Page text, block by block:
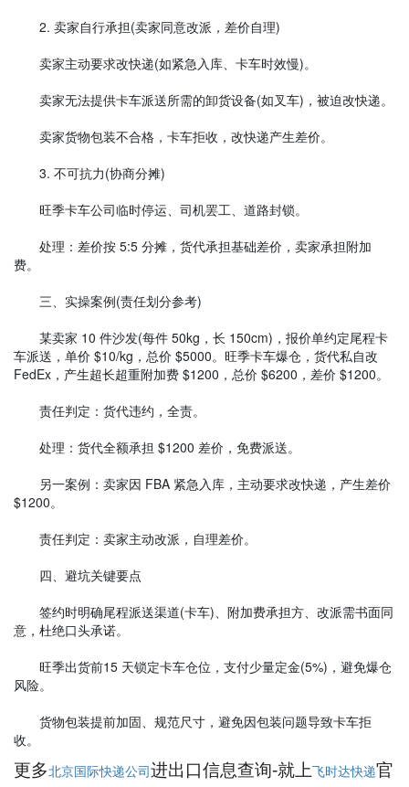
2. 卖家自行承担(卖家同意改派，差价自理)
卖家主动要求改快递(如紧急入库、卡车时效慢)。
卖家无法提供卡车派送所需的卸货设备(如叉车)，被迫改快递。
卖家货物包装不合格，卡车拒收，改快递产生差价。
3. 不可抗力(协商分摊)
旺季卡车公司临时停运、司机罢工、道路封锁。
处理：差价按 5:5 分摊，货代承担基础差价，卖家承担附加
费。
三、实操案例(责任划分参考)
某卖家 10 件沙发(每件 50kg，长 150cm)，报价单约定尾程卡
车派送，单价 $10/kg，总价 $5000。旺季卡车爆仓，货代私自改
FedEx，产生超长超重附加费 $1200，总价 $6200，差价 $1200。
责任判定：货代违约，全责。
处理：货代全额承担 $1200 差价，免费派送。
另一案例：卖家因 FBA 紧急入库，主动要求改快递，产生差价
$1200。
责任判定：卖家主动改派，自理差价。
四、避坑关键要点
签约时明确尾程派送渠道(卡车)、附加费承担方、改派需书面同
意，杜绝口头承诺。
旺季出货前15 天锁定卡车仓位，支付少量定金(5%)，避免爆仓
风险。
货物包装提前加固、规范尺寸，避免因包装问题导致卡车拒
收。
更多北京国际快递公司进出口信息查询-就上飞时达快递官